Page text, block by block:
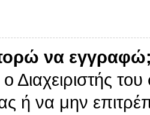
να
Διαχειριστής
ή να μην